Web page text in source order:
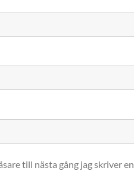
till nästa gång jag skriver en